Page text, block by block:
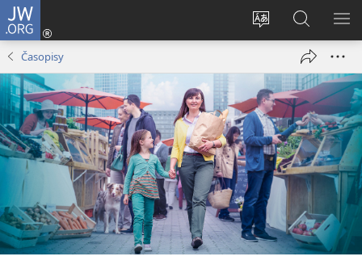
JW.ORG
Změnit
stránek
Přihlásit
se
okno)
Hledat
na
JW.ORG
Časopisy